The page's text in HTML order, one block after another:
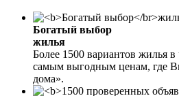
Богатый выбор
жилья
Более 1500 вариантов жилья в
самым выгодным ценам, где
дома».